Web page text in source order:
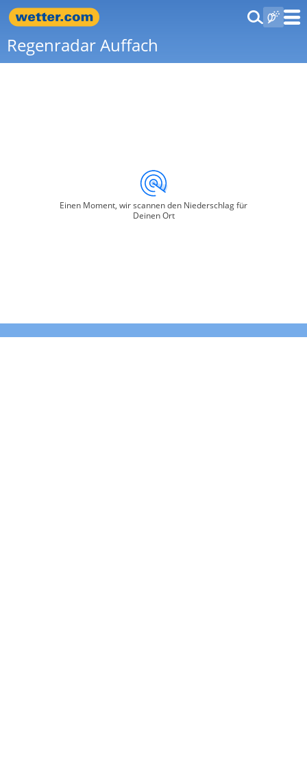
Regenradar Auffach
Einen Moment, wir scannen den Niederschlag für
Deinen Ort